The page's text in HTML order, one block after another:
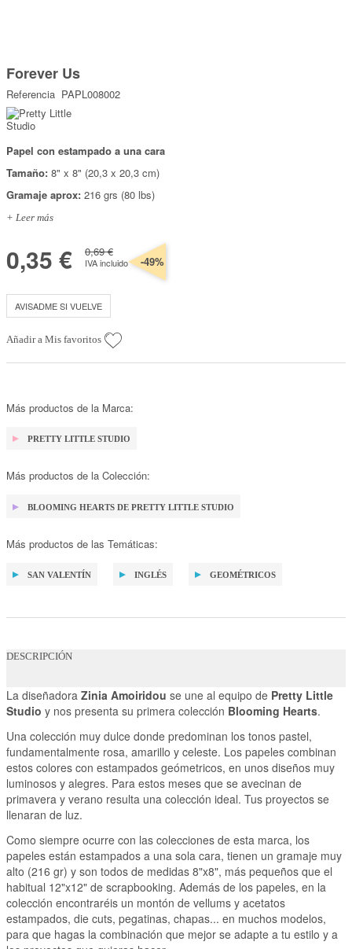
Top Ventas
Temática
Iniciar sesión/Regístrate
Somos Kimidori
comienzo
de
la
galería
de
imágenes
Forever Us
Referencia PAPL008002
Papel con estampado a una cara
Tamaño: 8" x 8" (20,3 x 20,3 cm)
Gramaje aprox: 216 grs (80 lbs)
+ Leer más
0,35 € 0,69 €
IVA incluido -49%
AVISADME SI VUELVE
Añadir a Mis favoritos
Más productos de la Marca:
PRETTY LITTLE STUDIO
Más productos de la Colección:
BLOOMING HEARTS DE PRETTY LITTLE STUDIO
Más productos de las Temáticas:
SAN VALENTÍN INGLÉS GEOMÉTRICOS
DESCRIPCIÓN
La diseñadora Zinia Amoiridou se une al equipo de Pretty Little
Studio y nos presenta su primera colección Blooming Hearts.
Una colección muy dulce donde predominan los tonos pastel,
fundamentalmente rosa, amarillo y celeste. Los papeles combinan
estos colores con estampados geómetricos, en unos diseños muy
luminosos y alegres. Para estos meses que se avecinan de
primavera y verano resulta una colección ideal. Tus proyectos se
llenaran de luz.
Como siempre ocurre con las colecciones de esta marca, los
papeles están estampados a una sola cara, tienen un gramaje muy
alto (216 gr) y son todos de medidas 8"x8", más pequeños que el
habitual 12"x12" de scrapbooking. Además de los papeles, en la
colección encontraréis un montón de vellums y acetatos
estampados, die cuts, pegatinas, chapas... en muchos modelos,
para que hagas la combinación que mejor se adapte a tu estilo y a